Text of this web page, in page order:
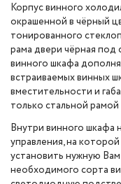
Корпус винного
окрашенной в чёрный
тонированного
рама двери чёрная под
винного шкафа
встраиваемых винных
вместительности и
только стальной
Внутри винного шкафа
управления, на
установить нужную
необходимого сорта